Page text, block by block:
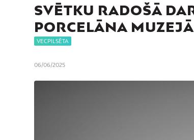
SVĒTKU RADOŠĀ
PORCELĀNA MUZEJĀ
VECPILSĒTA
06/06/2025